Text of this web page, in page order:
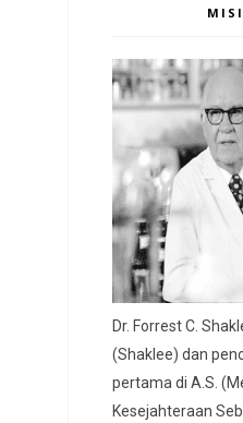
Dr. Forrest C.
(Shaklee) dan
pertama di A.S.
Kesejahteraan